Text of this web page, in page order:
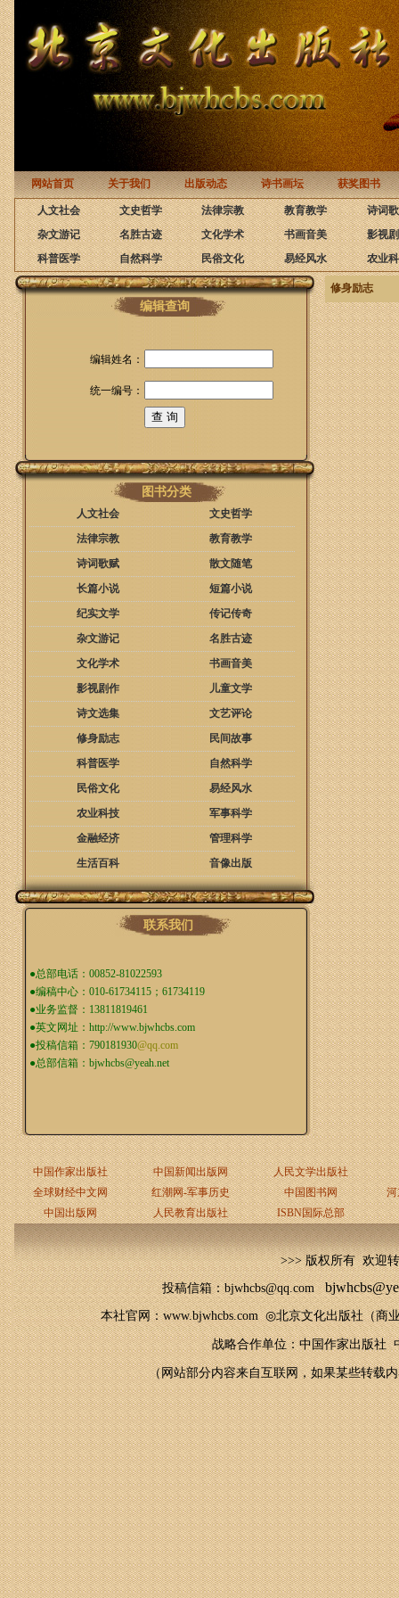
网站首页 关于我们 出版动态 诗书画坛 获奖图书
人文社会 文史哲学 法律宗教 教育教学
诗词
杂文游记
名胜古迹 文化学术 书画音美
影视
科普医学
自然科学 民俗文化 易经风水 农业
编辑查询
编辑姓名：
统一编号：
图书分类
人文社会
文史哲学
法律宗教
教育教学
诗词歌赋
散文随笔
长篇小说
短篇小说
纪实文学
传记传奇
杂文游记
名胜古迹
文化学术
书画音美
影视剧作
儿童文学
诗文选集
文艺评论
修身励志
民间故事
科普医学
自然科学
民俗文化
易经风水
农业科技
军事科学
金融经济
管理科学
生活百科
音像出版
联系我们
●总部电话：00852-81022593
●编稿中心：010-61734115；61734119
●业务监督：13811819461
●英文网址： http://www.bjwhcbs.com
●投稿信箱： 790181930@qq.com
●总部信箱： bjwhcbs@yeah.net
修身励志
中国作家出版社 中国新闻出版网
人民文学出版社
全球财经中文网
红潮网-军事历史 中国图书网
中国出版网
人民教育出版社 ISBN国际总部
>>> 版权所有 欢迎
投稿信箱：bjwhcbs@qq.com
本社官网：www.bjwhcbs.com◎北京文化出版社（商
战略合作单位：中国作家出版社
（网站部分内容来自互联网，如果某些转载